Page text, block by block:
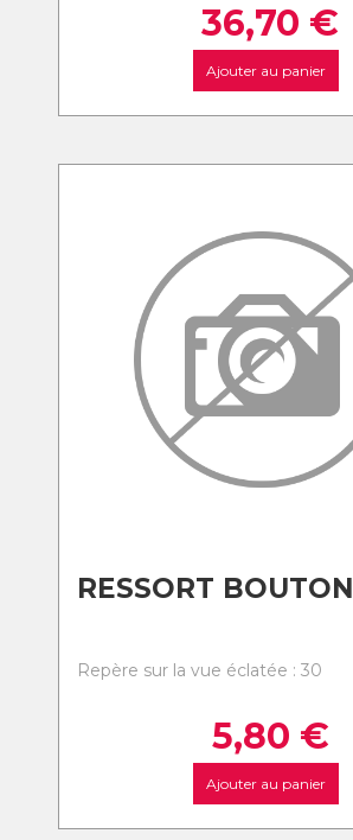
36,70 €
Ajouter au panier
RESSORT BOUTON
Repère sur la vue éclatée : 30
5,80 €
Ajouter au panier